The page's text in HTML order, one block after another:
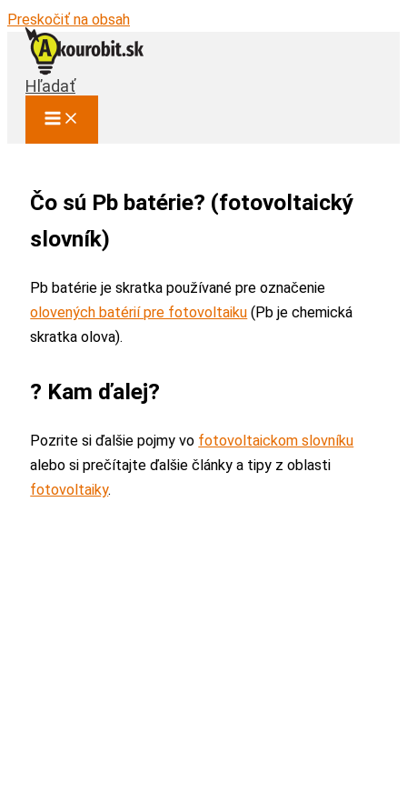
Preskočiť na obsah
Hľadať
Čo sú Pb batérie? (fotovoltaický
slovník)
Pb batérie je skratka používané pre označenie
olovených batérií pre fotovoltaiku (Pb je chemická
skratka olova).
? Kam ďalej?
Pozrite si ďalšie pojmy vo fotovoltaickom slovníku
alebo si prečítajte ďalšie články a tipy z oblasti
fotovoltaiky.